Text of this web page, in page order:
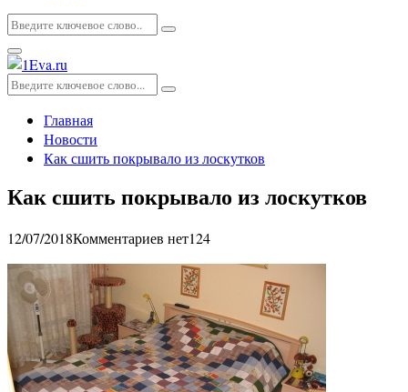
Искать:
Поиск
Основное
меню
Искать:
Поиск
Главная
Новости
Как сшить покрывало из лоскутков
Как сшить покрывало из лоскутков
12/07/2018Комментариев нет124